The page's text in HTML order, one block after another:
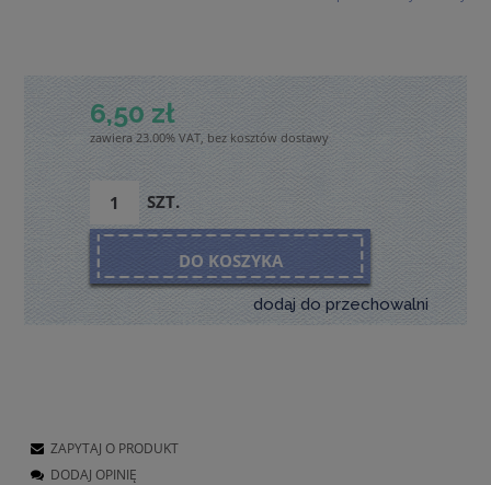
6,50 zł
zawiera 23.00% VAT, bez kosztów dostawy
SZT.
DO KOSZYKA
dodaj do przechowalni
ZAPYTAJ O PRODUKT
DODAJ OPINIĘ